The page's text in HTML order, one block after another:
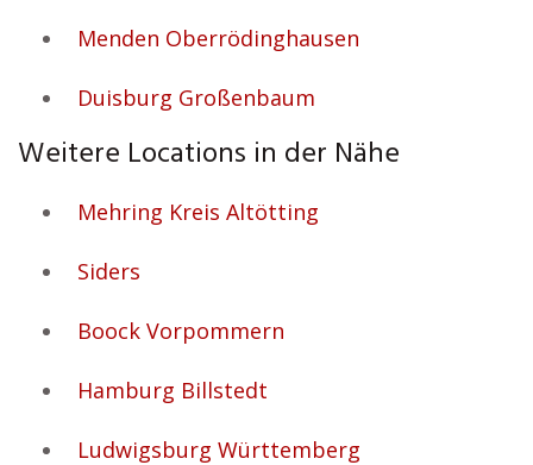
Menden Oberrödinghausen
Duisburg Großenbaum
Weitere Locations in der Nähe
Mehring Kreis Altötting
Siders
Boock Vorpommern
Hamburg Billstedt
Ludwigsburg Württemberg